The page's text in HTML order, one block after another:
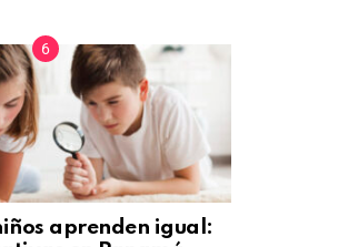
aprenden igual: